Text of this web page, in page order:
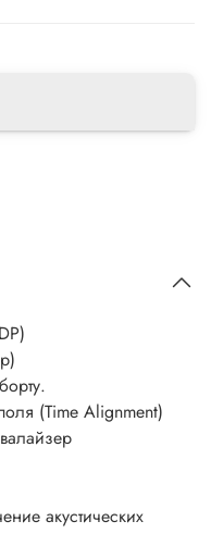
(Time Alignment)
акустических